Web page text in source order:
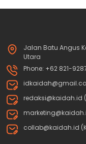
Jalan Batu Angus
Utara
Phone: +62 821-
redaksi@kaidah.id
collab@kaidah.id